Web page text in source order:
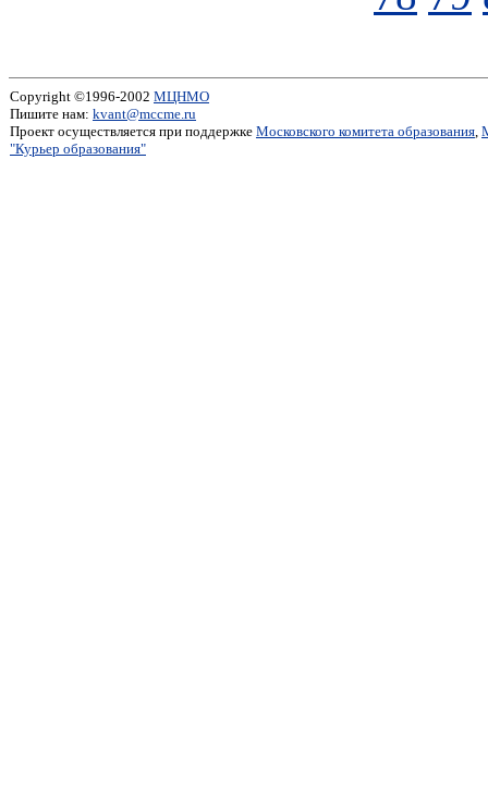
Copyright ©1996-2002 МЦНМО
Пишите нам: kvant@mccme.ru
Проект осуществляется при поддержке Московского комитета образования,
"Курьер образования"